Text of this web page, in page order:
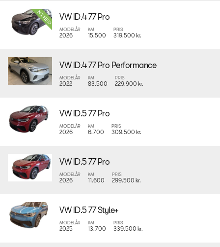
VW ID.4 77 Pro
MODELÅR
2026
KM
15.500
PRIS
319.500 kr.
VW ID.4 77 Pro Performance
MODELÅR
2022
KM
83.500
PRIS
229.900 kr.
VW ID.5 77 Pro
MODELÅR
2026
KM
6.700
PRIS
309.500 kr.
VW ID.5 77 Pro
MODELÅR
2026
KM
11.600
PRIS
299.500 kr.
VW ID.5 77 Style+
MODELÅR
2025
KM
13.700
PRIS
339.500 kr.